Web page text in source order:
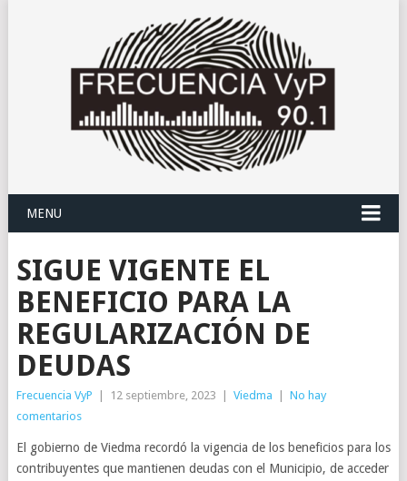
MENU
SIGUE VIGENTE EL
BENEFICIO PARA LA
REGULARIZACIÓN DE
DEUDAS
Frecuencia VyP 12 septiembre, 2023 Viedma
No hay
comentarios
El gobierno de Viedma recordó la vigencia de los beneficios para los
contribuyentes que mantienen deudas con el Municipio, de acceder